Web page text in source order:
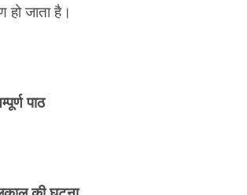
हो जाता है।
पाठ